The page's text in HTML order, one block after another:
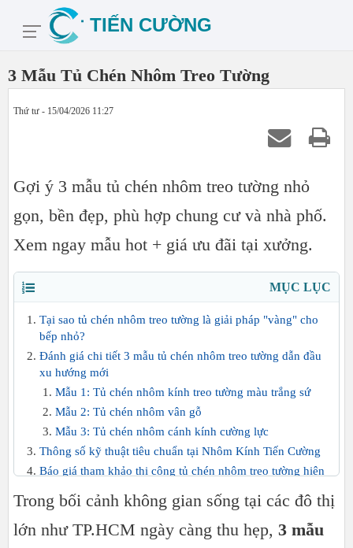
3 Mẫu Tủ Chén Nhôm Treo Tường
Thứ tư - 15/04/2026 11:27
Gợi ý 3 mẫu tủ chén nhôm treo tường nhỏ
gọn, bền đẹp, phù hợp chung cư và nhà phố.
Xem ngay mẫu hot + giá ưu đãi tại xưởng.
MỤC LỤC
Tại sao tủ chén nhôm treo tường là giải pháp "vàng" cho
bếp nhỏ?
Đánh giá chi tiết 3 mẫu tủ chén nhôm treo tường dẫn đầu
xu hướng mới
Mẫu 1: Tủ chén nhôm kính treo tường màu trắng sứ
Mẫu 2: Tủ chén nhôm vân gỗ
Mẫu 3: Tủ chén nhôm cánh kính cường lực
Thông số kỹ thuật tiêu chuẩn tại Nhôm Kính Tiến Cường
Báo giá tham khảo thi công tủ chén nhôm treo tường hiện
Kinh nghiệm lắp đặt tủ treo tường an toàn từ thợ lành nghề
Tại sao khách hàng tin chọn Nhôm Kính Tiến Cường?
Trong bối cảnh không gian sống tại các đô thị
lớn như TP.HCM ngày càng thu hẹp, 3 mẫu